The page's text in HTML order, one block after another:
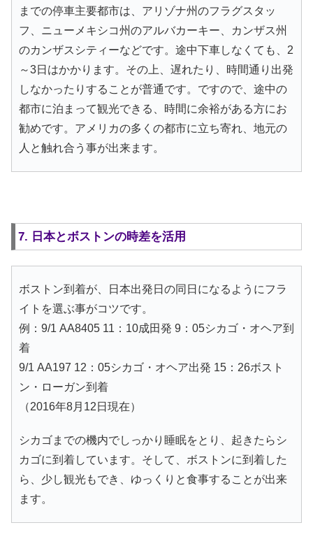
までの停車主要都市は、アリゾナ州のフラグスタッ
フ、ニューメキシコ州のアルバカーキー、カンザス州
のカンザスシティーなどです。途中下車しなくても、2
～3日はかかります。その上、遅れたり、時間通り出発
しなかったりすることが普通です。ですので、途中の
都市に泊まって観光できる、時間に余裕がある方にお
勧めです。アメリカの多くの都市に立ち寄れ、地元の
人と触れ合う事が出来ます。
7. 日本とボストンの時差を活用
ボストン到着が、日本出発日の同日になるようにフラ
イトを選ぶ事がコツです。
例：9/1 AA8405 11：10成田発 9：05シカゴ・オヘア到
着
9/1 AA197 12：05シカゴ・オヘア出発 15：26ボスト
ン・ローガン到着
（2016年8月12日現在）
シカゴまでの機内でしっかり睡眠をとり、起きたらシ
カゴに到着しています。そして、ボストンに到着した
ら、少し観光もでき、ゆっくりと食事することが出来
ます。